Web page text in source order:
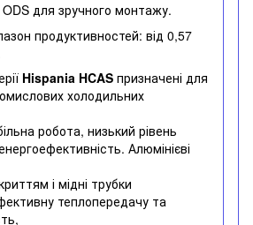
для зручного монтажу.
продуктивностей: від 0,57
Hispania HCAS призначені для
холодильних
робота, низький рівень
Алюмінієві
і мідні трубки
теплопередачу та